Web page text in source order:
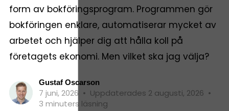
form av bokföringsprogram. Programmen gör
bokföringen enklare, automatiserar mycket av
arbetet och hjälper dig att hålla koll på
företagets ekonomi. Men vilket ska jag välja?
Gustaf Oscarson
7 juni, 2026 • Uppdaterades 2 augusti, 2026 •
3 minuters läsning